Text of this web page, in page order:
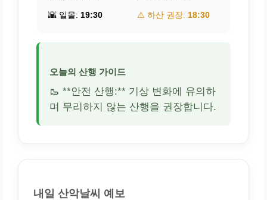
🌇 일몰: 19:30 ⚠️ 하산 권장: 18:30
오늘의 산행 가이드
🥾 **안전 산행:** 기상 변화에 유의하
며 무리하지 않는 산행을 권장합니다.
내일 산악날씨 예보